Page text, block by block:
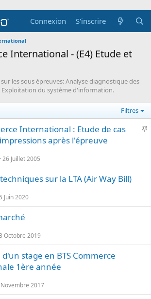
Connexion
S'inscrire
International - (E4) Etude et
les sous épreuves: Analyse diagnostique des
Exploitation du système d'information.
Filtres
I
r
t
International : Etude de cas
après l'épreuve
26 Juillet 2005
sur la LTA (Air Way Bill)
5 Juin 2020
Octobre 2019
stage en BTS Commerce
1ère année
2017